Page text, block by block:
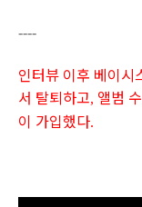
----
인터뷰 이후 베이시
서 탈퇴하고, 앨범
이 가입했다.